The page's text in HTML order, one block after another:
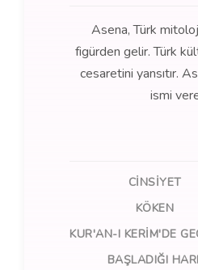
Asena, Türk
figürden gelir. Türk
cesaretini yansıtır.
ismi
CINSIYET
KÖKEN
KUR'AN-I KERIM'DE
BAŞLADIĞI